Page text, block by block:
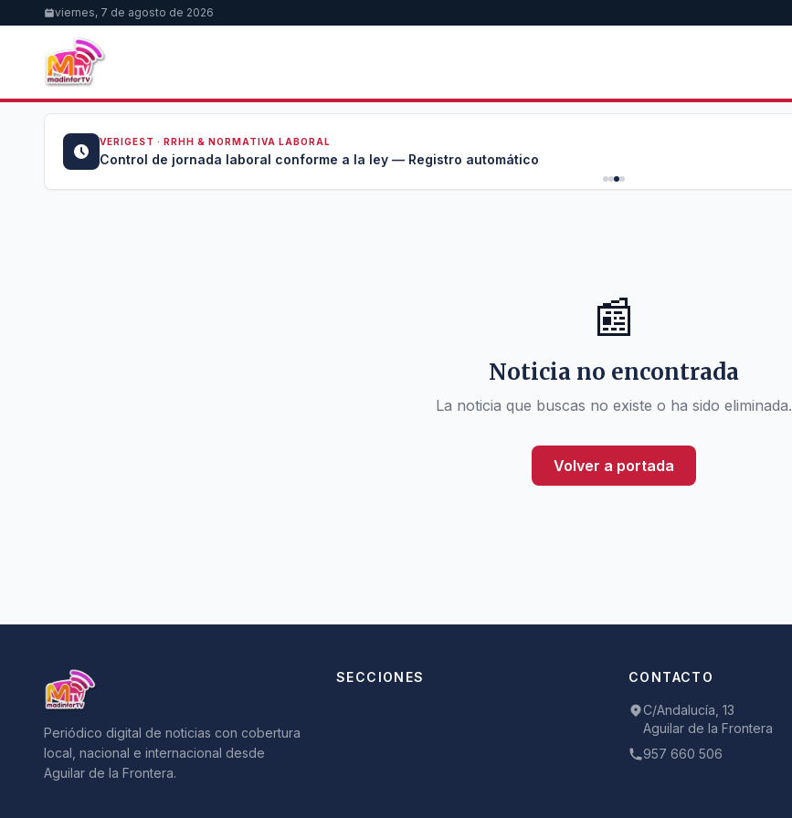
viernes, 7 de agosto de 2026
VERIGEST · RRHH & NORMATIVA LABORAL
Control de jornada laboral conforme a la ley — Registro automático
📰
Noticia no encontrada
La noticia que buscas no existe o ha sido eliminada.
Volver a portada
Periódico digital de noticias con cobertura
local, nacional e internacional desde
Aguilar de la Frontera.
SECCIONES CONTACTO
C/Andalucía, 13
Aguilar de la Frontera
957 660 506